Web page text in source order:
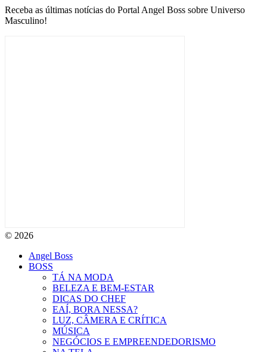
Receba as últimas notícias do Portal Angel Boss sobre Universo
Masculino!
© 2026
Angel Boss
BOSS
TÁ NA MODA
BELEZA E BEM-ESTAR
DICAS DO CHEF
EAÍ, BORA NESSA?
LUZ, CÂMERA E CRÍTICA
MÚSICA
NEGÓCIOS E EMPREENDEDORISMO